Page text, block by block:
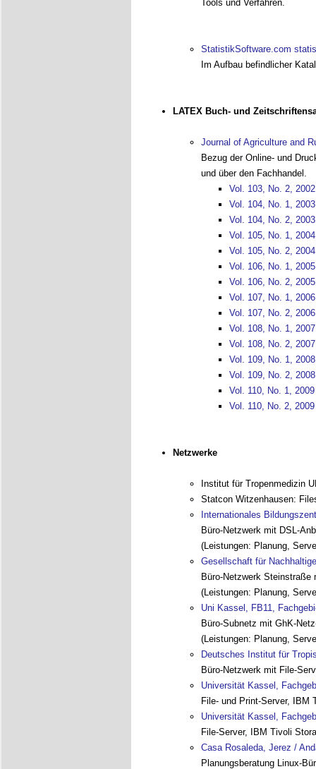
Tools und Verfahren.
StatistikSoftware.com
Im Aufbau befindlicher
LATEX Buch- und
Journal of Agriculture and
Bezug der Online- und
und über den Fachhandel.
Vol. 103, No. 2, 2002
Vol. 104, No. 1, 2003
Vol. 104, No. 2, 2003
Vol. 105, No. 1, 2004
Vol. 105, No. 2, 2004
Vol. 106, No. 1, 2005
Vol. 106, No. 2, 2005
Vol. 107, No. 1, 2006
Vol. 107, No. 2, 2006
Vol. 108, No. 1, 2007
Vol. 108, No. 2, 2007
Vol. 109, No. 1, 2008
Vol. 109, No. 2, 2008
Vol. 110, No. 1, 2009
Vol. 110, No. 2, 2009
Netzwerke
Institut für Tropenmedizin
Statcon Witzenhausen:
Internationales
Büro-Netzwerk mit DSL-
(Leistungen: Planung,
Gesellschaft für
Büro-Netzwerk
(Leistungen: Planung,
Uni Kassel, FB11,
Büro-Subnetz mit GhK-
(Leistungen: Planung,
Deutsches Institut für
Büro-Netzwerk mit File-
Universität Kassel,
File- und Print-Server, IBM
Universität Kassel,
File-Server, IBM Tivoli
Casa Rosaleda, Jerez /
Planungsberatung Linux-